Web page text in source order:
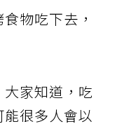
物吃下去，
家知道，吃
很多人會以